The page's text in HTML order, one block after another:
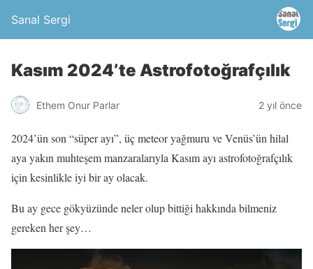
Sanal Sergi
Kasım 2024’te Astrofotoğrafçılık
Ethem Onur Parlar 2 yıl önce
2024’ün son “süper ayı”, üç meteor yağmuru ve Venüs’ün hilal
aya yakın muhteşem manzaralarıyla Kasım ayı astrofotoğrafçılık
için kesinlikle iyi bir ay olacak.
Bu ay gece gökyüzünde neler olup bittiği hakkında bilmeniz
gereken her şey…